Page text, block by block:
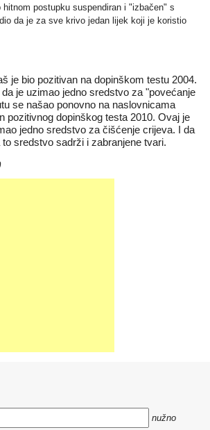
hitnom postupku suspendiran i "izbačen" s
da je za sve krivo jedan lijek koji je koristio
je bio pozitivan na dopinškom testu 2004.
je uzimao jedno sredstvo za "povećanje
se našao ponovno na naslovnicama
pozitivnog dopinškog testa 2010. Ovaj je
jedno sredstvo za čišćenje crijeva. I da
sredstvo sadrži i zabranjene tvari.
nužno